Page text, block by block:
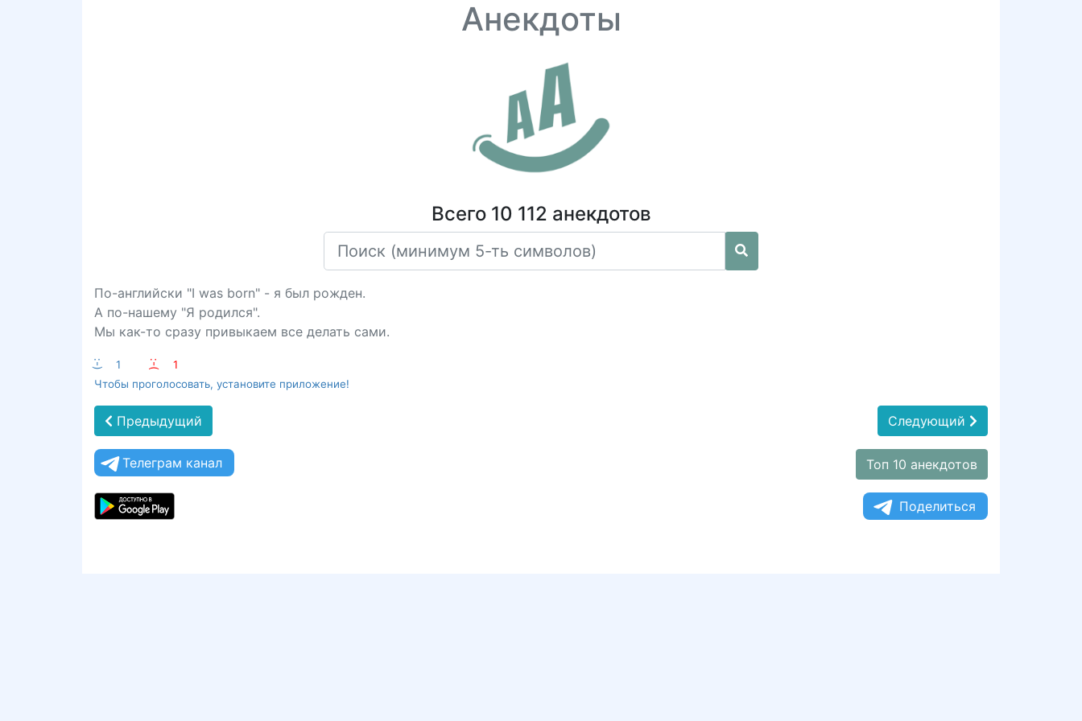
Анекдоты
Всего 10 112 анекдотов
По-английски "I was born" - я был рожден.
А по-нашему "Я родился".
Мы как-то сразу привыкаем все делать сами.
:-) 1 :-(
1
Чтобы проголосовать, установите приложение!
Предыдущий Следующий
Телеграм канал Топ 10 анекдотов
Поделиться